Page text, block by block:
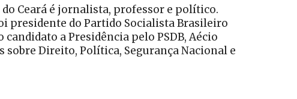
Ceará é jornalista, professor e político.
presidente do Partido Socialista Brasileiro
a Presidência pelo PSDB, Aécio
Direito, Política, Segurança Nacional e